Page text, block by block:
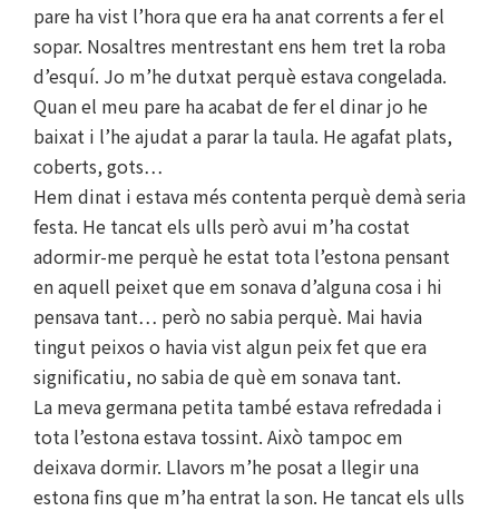
pare ha vist l’hora que era ha anat corrents a fer el
sopar. Nosaltres mentrestant ens hem tret la roba
d’esquí. Jo m’he dutxat perquè estava congelada.
Quan el meu pare ha acabat de fer el dinar jo he
baixat i l’he ajudat a parar la taula. He agafat plats,
coberts, gots…
Hem dinat i estava més contenta perquè demà seria
festa. He tancat els ulls però avui m’ha costat
adormir-me perquè he estat tota l’estona pensant
en aquell peixet que em sonava d’alguna cosa i hi
pensava tant… però no sabia perquè. Mai havia
tingut peixos o havia vist algun peix fet que era
significatiu, no sabia de què em sonava tant.
La meva germana petita també estava refredada i
tota l’estona estava tossint. Això tampoc em
deixava dormir. Llavors m’he posat a llegir una
estona fins que m’ha entrat la son. He tancat els ulls